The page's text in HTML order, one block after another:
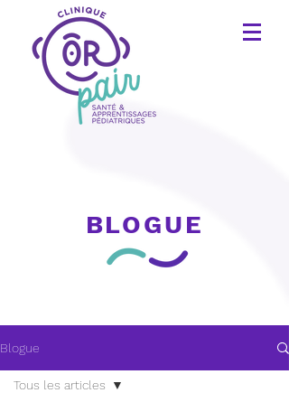
BLOGUE
Blogue
Tous les articles